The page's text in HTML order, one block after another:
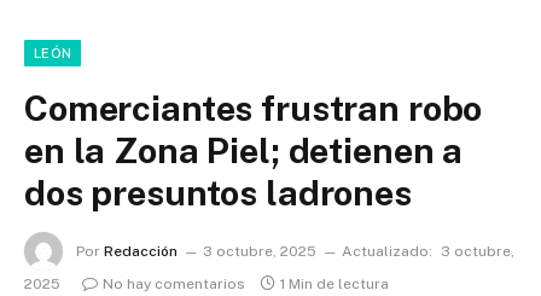
LEÓN
Comerciantes frustran robo
en la Zona Piel; detienen a
dos presuntos ladrones
Por Redacción 3 octubre, 2025 Actualizado:
3 octubre,
2025
No hay comentarios 1 Min de lectura